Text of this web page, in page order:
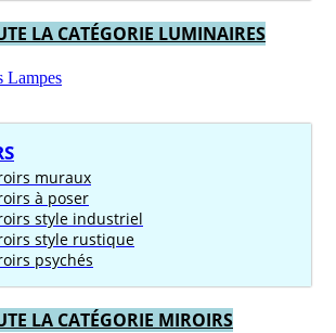
LA CATÉGORIE LUMINAIRES
Lampes
muraux
à poser
style industriel
style rustique
psychés
LA CATÉGORIE MIROIRS